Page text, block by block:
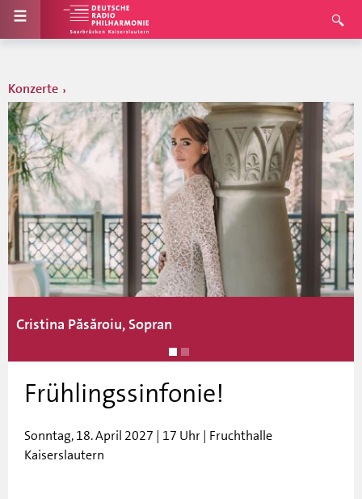
Konzerte
Cristina Păsăroiu, Sopran
Frühlingssinfonie!
Sonntag, 18. April 2027 | 17 Uhr | Fruchthalle
Kaiserslautern